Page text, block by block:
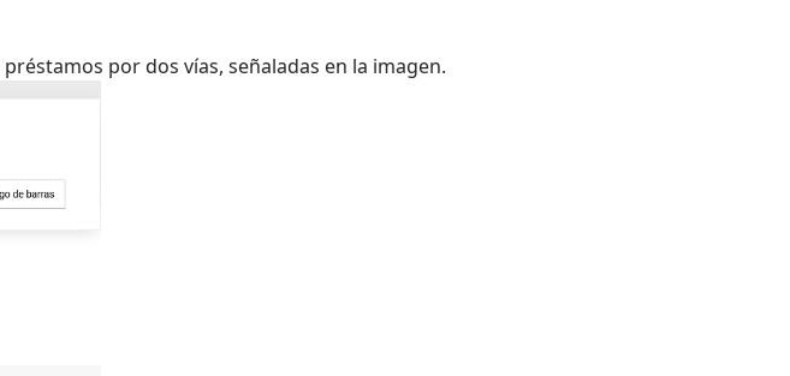
por dos vías, señaladas en la imagen.